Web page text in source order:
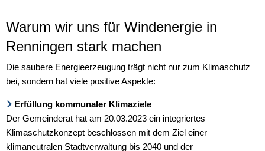
Warum wir uns für Windenergie in
Renningen stark machen
Die saubere Energieerzeugung trägt nicht nur zum Klimaschutz
bei, sondern hat viele positive Aspekte:
Erfüllung kommunaler Klimaziele
Der Gemeinderat hat am 20.03.2023 ein integriertes
Klimaschutzkonzept beschlossen mit dem Ziel einer
klimaneutralen Stadtverwaltung bis 2040 und der